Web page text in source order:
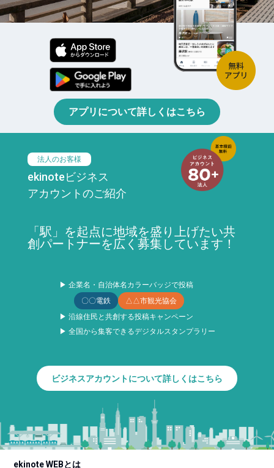
アプリについて詳しくはこちら
法人のお客様
ekinoteビジネス
アカウントのご紹介
「駅」を起点に地域を盛り上げたい共
創パートナーを広く募集しています！
▶ 企業名・自治体名カラーバッジで投稿
〇〇電鉄
△△市観光協会
▶ 沿線住民と共創する投稿キャンペーン
▶ 全国から集客できるデジタルスタンプラリー
ビジネスアカウントについて詳しくはこちら
ekinote WEBとは